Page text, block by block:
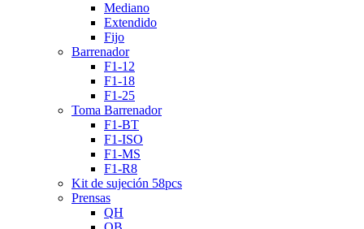
Mediano
Extendido
Fijo
Barrenador
F1-12
F1-18
F1-25
Toma Barrenador
F1-BT
F1-ISO
F1-MS
F1-R8
Kit de sujeción 58pcs
Prensas
QH